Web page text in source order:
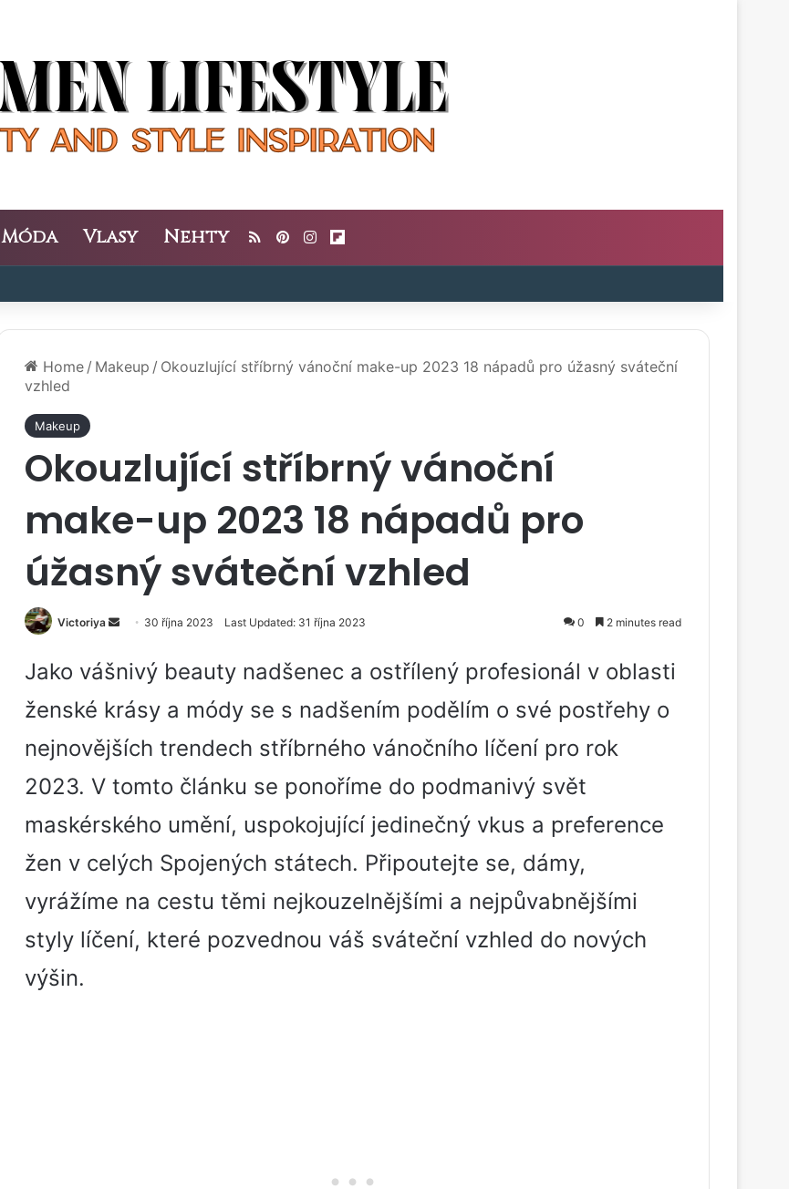
Móda Vlasy Nehty RSSPinterestInstagram
Home / Makeup / Okouzlující stříbrný vánoční make-up 2023 18 nápadů pro úžasný sváteční
vzhled
Makeup
Okouzlující stříbrný vánoční
make-up 2023 18 nápadů pro
úžasný sváteční vzhled
Victoriya
Send
email
30 října 2023 Last Updated: 31 října 2023 0 2 minutes read
Jako vášnivý beauty nadšenec a ostřílený profesionál v oblasti
ženské krásy a módy se s nadšením podělím o své postřehy o
nejnovějších trendech stříbrného vánočního líčení pro rok
2023. V tomto článku se ponoříme do podmanivý svět
maskérského umění, uspokojující jedinečný vkus a preference
žen v celých Spojených státech. Připoutejte se, dámy,
vyrážíme na cestu těmi nejkouzelnějšími a nejpůvabnějšími
styly líčení, které pozvednou váš sváteční vzhled do nových
výšin.